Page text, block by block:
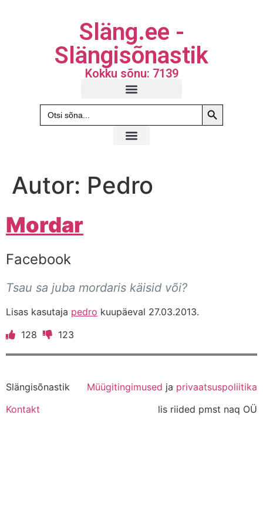
Släng.ee -
Slängisõnastik
Kokku sõnu: 7139
Search
for:
Search
Autor: Pedro
Mordar
Facebook
Tsau sa juba mordaris käisid või?
Lisas kasutaja pedro kuupäeval 27.03.2013.
128
123
Slängisõnastik Müügitingimused ja privaatsuspoliitika
Kontakt
lis riided pmst naq OÜ